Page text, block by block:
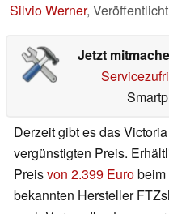
Silvio Werner,
Jetzt
Derzeit gibt es das
vergünstigten Preis.
Preisvon 2.399 Euro
bekannten Hersteller